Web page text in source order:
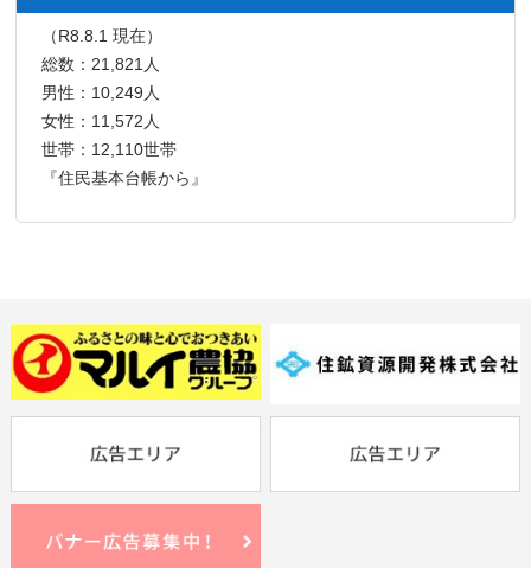
（R8.8.1 現在）
総数：21,821人
男性：10,249人
女性：11,572人
世帯：12,110世帯
『住民基本台帳から』